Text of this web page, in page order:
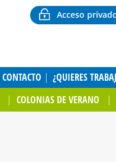
Acceso
CONTACTO ¿QUIERES
COLONIAS DE VERANO